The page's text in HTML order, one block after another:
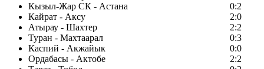
Кызыл-Жар СК - Астана
0:2
Кайрат - Аксу
2:0
Атырау - Шахтер
2:2
Туран - Махтаарал
0:3
Каспий - Акжайык
0:0
Ордабасы - Актобе
2:2